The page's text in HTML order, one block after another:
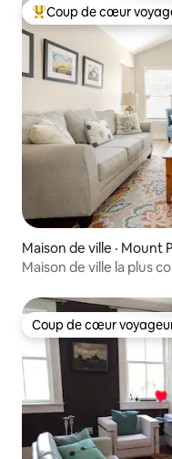
Coup de cœur
Coup de cœur
Maison de ville · Mount
Maison de ville la plus
Coup de cœur
Coup de cœur